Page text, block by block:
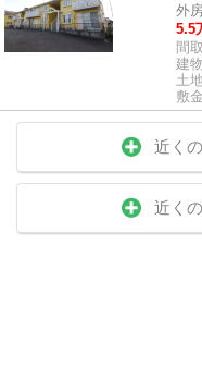
外
5.5
間
建
土
敷
近く
近く